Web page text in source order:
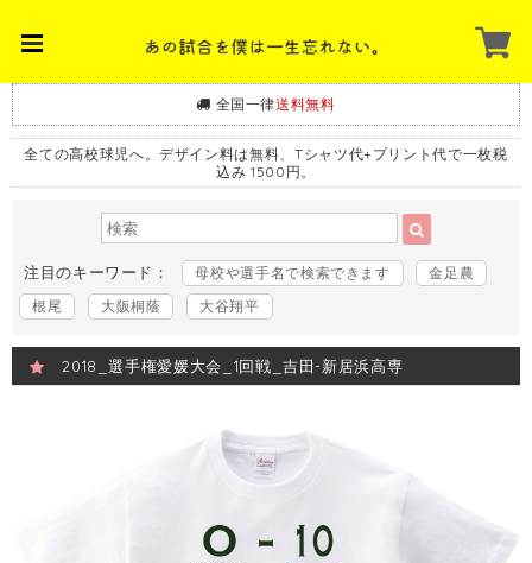
全国一律送料無料
全ての高校球児へ。デザイン料は無料、Tシャツ代+プリント代で一枚税
込み 1500円。
注目のキーワード： 母校や選手名で検索できます
金足農
根尾
大阪桐蔭 大谷翔平
2018_選手権愛媛大会_1回戦_吉田-新居浜高専